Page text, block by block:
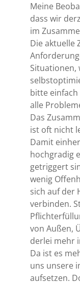
Meine
dass wir
im
Die aktuelle
Situationen,
bitte
alle
Das
ist oft nicht
Damit
hochgradig
getriggert
wenig
sich auf der
verbinden.
von Außen,
derlei mehr
Da ist es
uns unsere
aufsetzen.